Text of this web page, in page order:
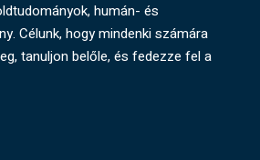
humán- és
Célunk, hogy mindenki számára
tanuljon belőle, és fedezze fel a